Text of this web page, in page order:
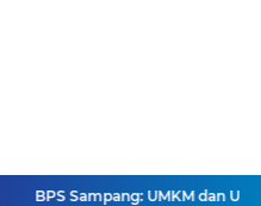
BPS Sampang: UMKM dan